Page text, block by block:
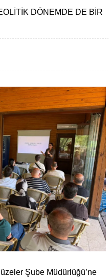
DÖNEMDE DE BIR
Şube Müdürlüğü’ne